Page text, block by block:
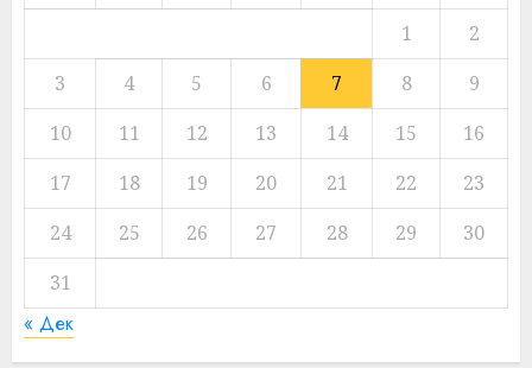
1
2
3
4 5 6 7 8
9
10
11 12 13 14 15
16
17
18 19 20 21 22
23
24
25 26 27 28 29
30
31
« Дек